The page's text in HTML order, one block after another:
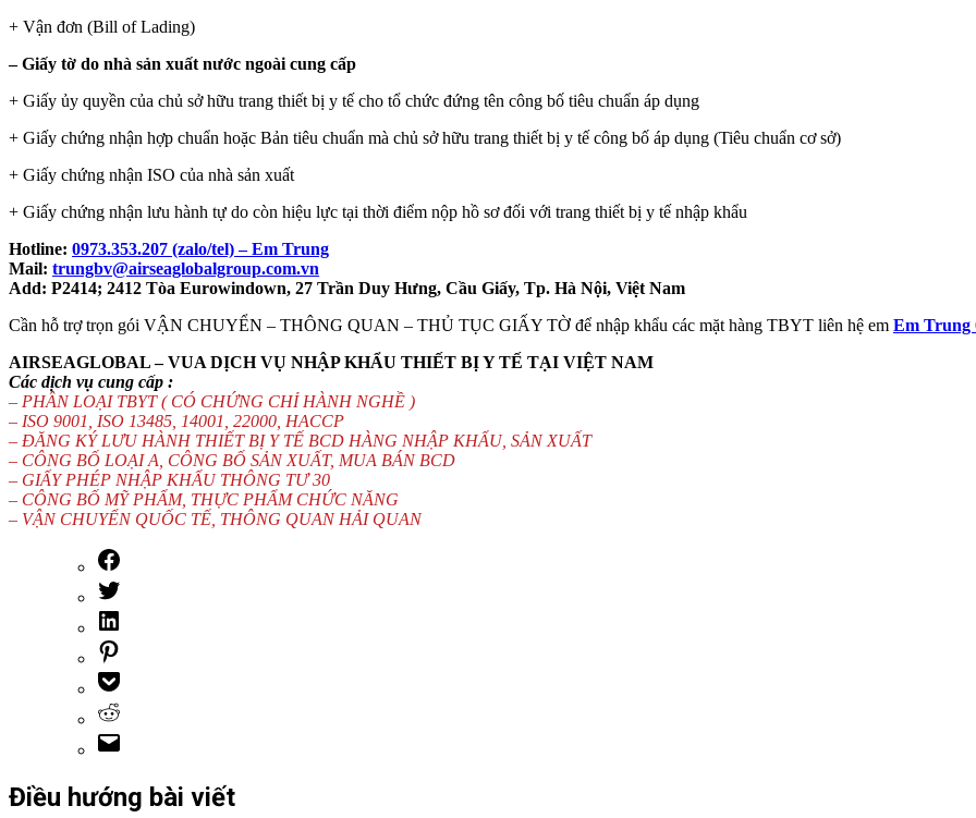
+ Vận đơn (Bill of Lading)
– Giấy tờ do nhà sản xuất nước ngoài cung cấp
+ Giấy ủy quyền của chủ sở hữu trang thiết bị y tế cho tổ chức đứng tên công bố tiêu chuẩn áp dụng
+ Giấy chứng nhận hợp chuẩn hoặc Bản tiêu chuẩn mà chủ sở hữu trang thiết bị y tế công bố áp dụng (Tiêu chuẩn cơ sở)
+ Giấy chứng nhận ISO của nhà sản xuất
+ Giấy chứng nhận lưu hành tự do còn hiệu lực tại thời điểm nộp hồ sơ đối với trang thiết bị y tế nhập khẩu
Hotline: 0973.353.207 (zalo/tel) – Em Trung
Mail: trungbv@airseaglobalgroup.com.vn
Add: P2414; 2412 Tòa Eurowindown, 27 Trần Duy Hưng, Cầu Giấy, Tp. Hà Nội, Việt Nam
Cần hỗ trợ trọn gói VẬN CHUYỂN – THÔNG QUAN – THỦ TỤC GIẤY TỜ để nhập khẩu các mặt hàng TBYT liên hệ em Em Trung
AIRSEAGLOBAL – VUA DỊCH VỤ NHẬP KHẨU THIẾT BỊ Y TẾ TẠI VIỆT NAM
Các dịch vụ cung cấp :
– PHÂN LOẠI TBYT ( CÓ CHỨNG CHỈ HÀNH NGHỀ )
– ISO 9001, ISO 13485, 14001, 22000, HACCP
– ĐĂNG KÝ LƯU HÀNH THIẾT BỊ Y TẾ BCD HÀNG NHẬP KHẨU, SẢN XUẤT
– CÔNG BỐ LOẠI A, CÔNG BỐ SẢN XUẤT, MUA BÁN BCD
– GIẤY PHÉP NHẬP KHẨU THÔNG TƯ 30
– CÔNG BỐ MỸ PHẨM, THỰC PHẨM CHỨC NĂNG
– VẬN CHUYỂN QUỐC TẾ, THÔNG QUAN HẢI QUAN
Điều hướng bài viết